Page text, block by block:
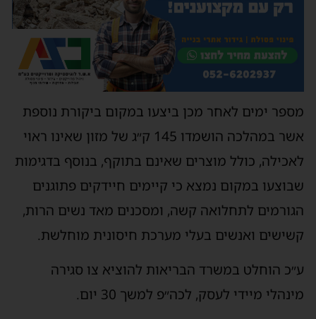
מספר ימים לאחר מכן ביצעו במקום ביקורת נוספת
אשר במהלכה הושמדו 145 ק״ג של מזון שאינו ראוי
לאכילה, כולל מוצרים שאינם בתוקף, בנוסף בדגימות
שבוצעו במקום נמצא כי קיימים חיידקים פתוגנים
הגורמים לתחלואה קשה, ומסכנים מאד נשים הרות,
קשישים ואנשים בעלי מערכת חיסונית מוחלשת.
ע״כ הוחלט במשרד הבריאות להוציא צו סגירה
מינהלי מיידי לעסק, לכה״פ למשך 30 יום.